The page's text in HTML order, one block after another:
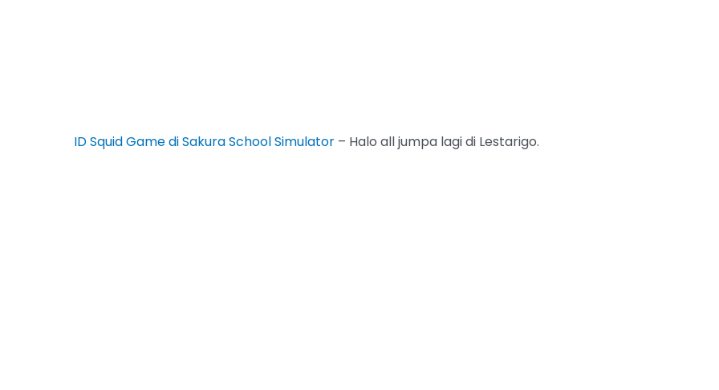
ID Squid Game di Sakura School Simulator – Halo all jumpa lagi di Lestarigo.